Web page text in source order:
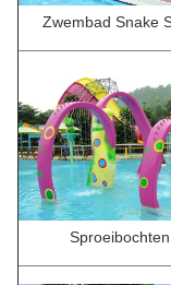
Zwembad Snake
Sproeibochten